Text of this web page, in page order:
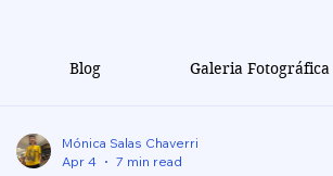
Blog Galeria Fotográfica
Mónica Salas Chaverri
Apr 4
7 min read